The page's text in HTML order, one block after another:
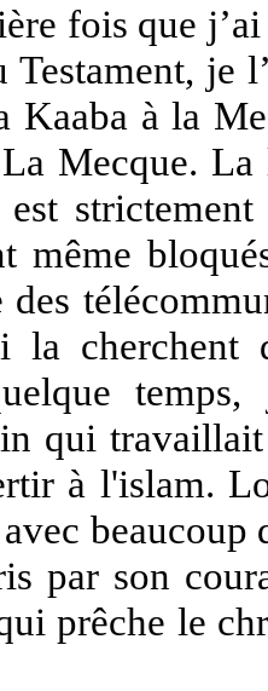
fois que
Testament, je
Kaaba à la
Mecque.
est
même
des
la cherchent
qui
à l'islam.
beaucoup
par son
prêche le